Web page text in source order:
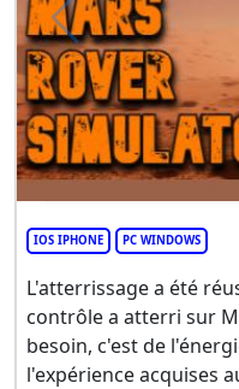
IOS IPHONE PC WINDOWS
L'atterrissage a été
contrôle a atterri sur
besoin, c'est de
l'expérience acquises